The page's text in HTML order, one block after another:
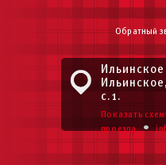
Обратный
с.1.
Показать
проезда•